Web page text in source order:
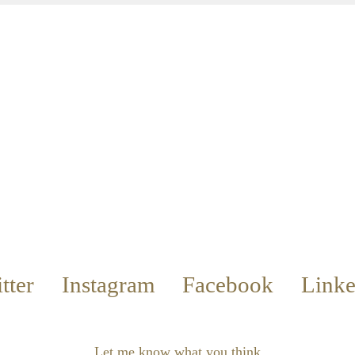
Instagram Facebook